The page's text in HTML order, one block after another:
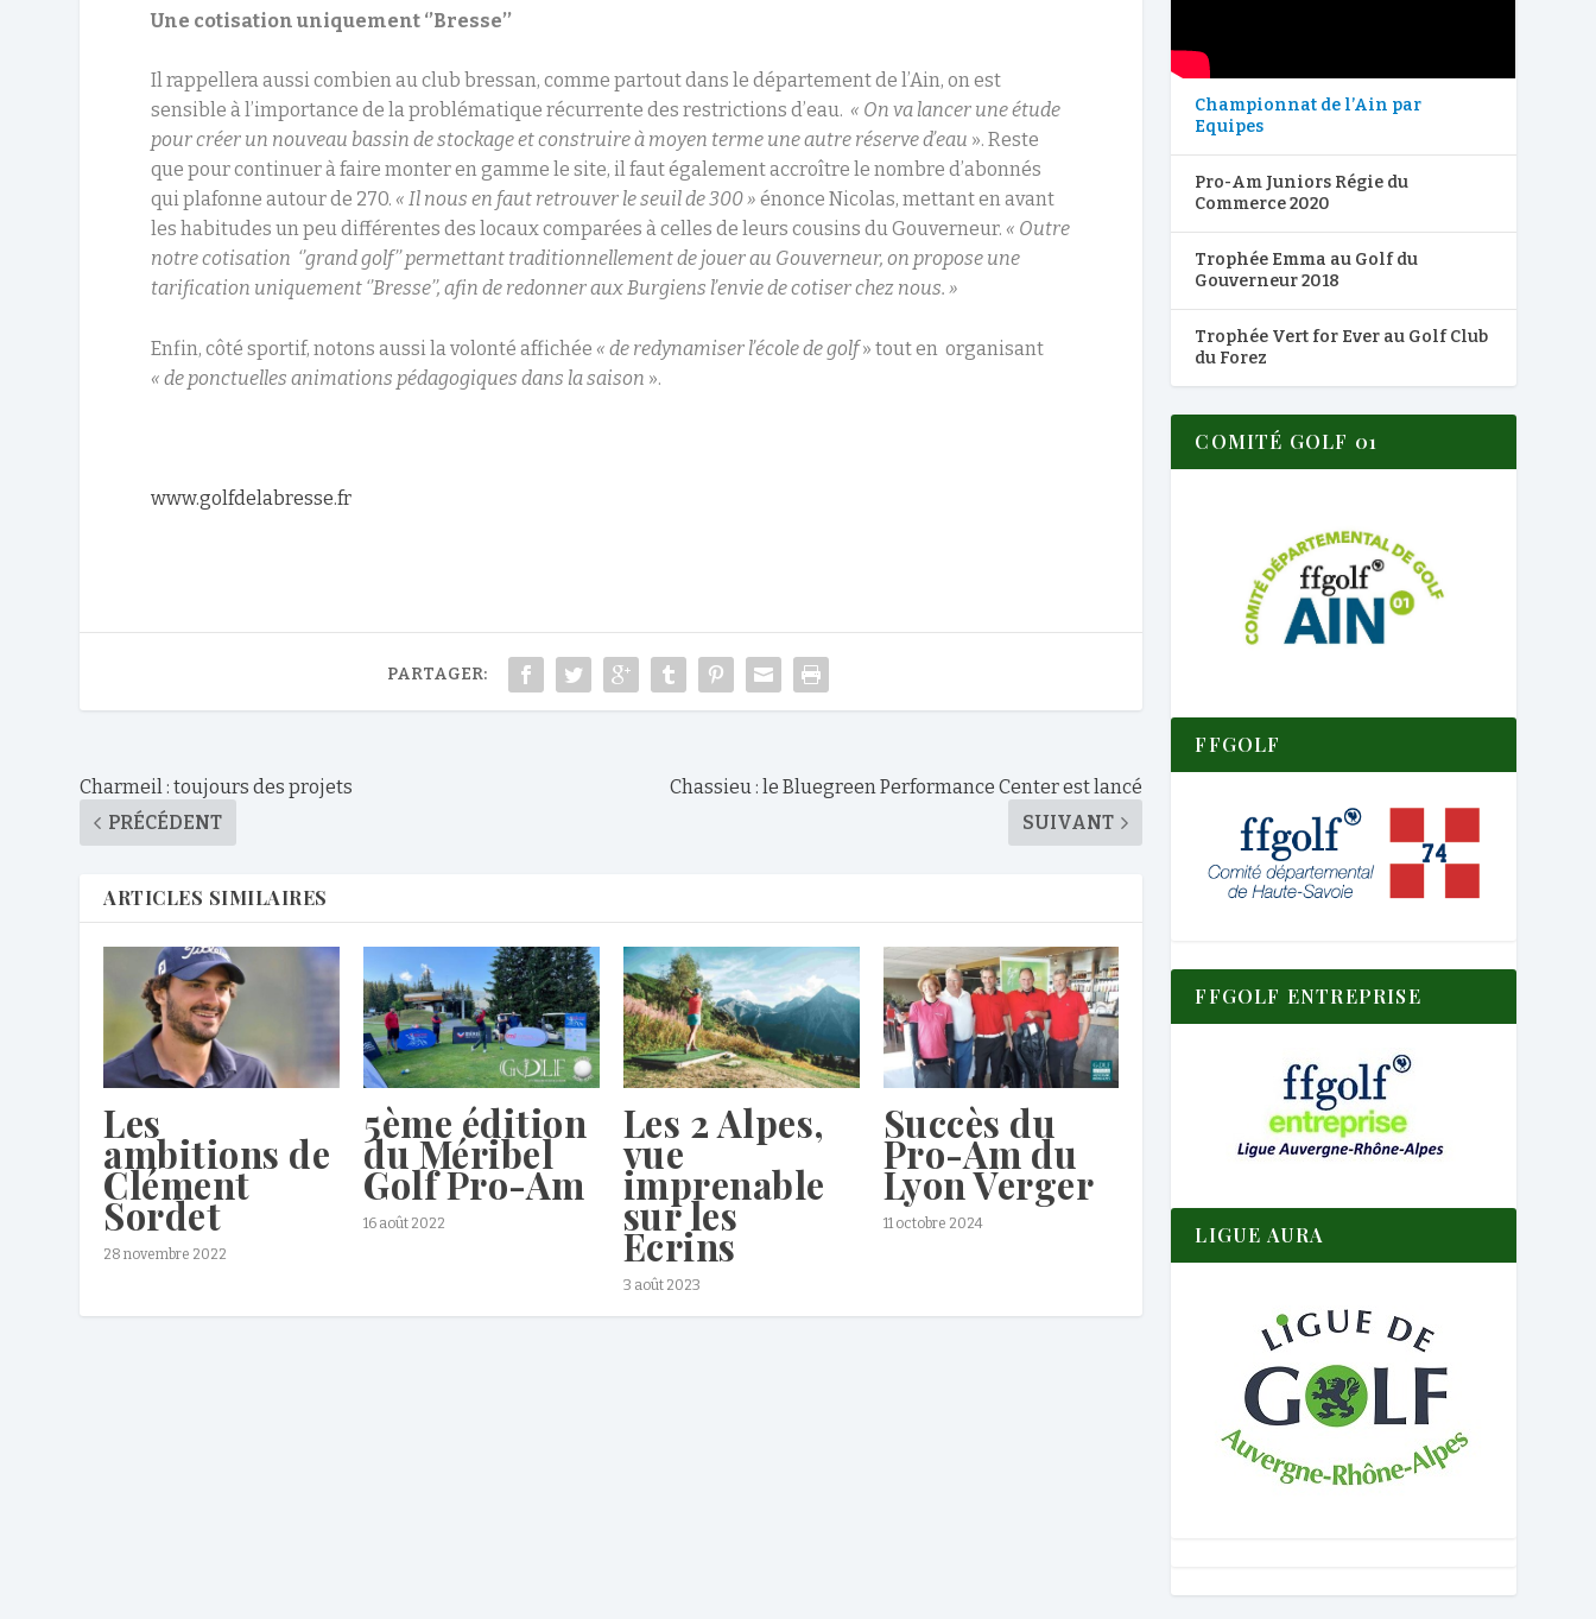
Une cotisation uniquement ‘’Bresse’’
Il rappellera aussi combien au club bressan, comme partout dans le département de l’Ain, on est
sensible à l’importance de la problématique récurrente des restrictions d’eau. « On va lancer une étude
pour créer un nouveau bassin de stockage et construire à moyen terme une autre réserve d’eau ». Reste
que pour continuer à faire monter en gamme le site, il faut également accroître le nombre d’abonnés
qui plafonne autour de 270. « Il nous en faut retrouver le seuil de 300 » énonce Nicolas, mettant en avant
les habitudes un peu différentes des locaux comparées à celles de leurs cousins du Gouverneur. « Outre
notre cotisation ‘’grand golf’’ permettant traditionnellement de jouer au Gouverneur, on propose une
tarification uniquement ‘’Bresse’’, afin de redonner aux Burgiens l’envie de cotiser chez nous. »
Enfin, côté sportif, notons aussi la volonté affichée « de redynamiser l’école de golf» tout en organisant
« de ponctuelles animations pédagogiques dans la saison ».
www.golfdelabresse.fr
PARTAGER:
Charmeil : toujours des projets
PRÉCÉDENT
Chassieu : le Bluegreen Performance Center est lancé
SUIVANT
ARTICLES SIMILAIRES
Les
ambitions de
Clément
Sordet
28 novembre 2022
5ème édition
du Méribel
Golf Pro-Am
16 août 2022
Les 2 Alpes,
vue
imprenable
sur les
Ecrins
3 août 2023
Succès du
Pro-Am du
Lyon Verger
11 octobre 2024
Championnat de l’Ain par
Equipes
Pro-Am Juniors Régie du
Commerce 2020
Trophée Emma au Golf du
Gouverneur 2018
Trophée Vert for Ever au Golf Club
du Forez
COMITÉ GOLF 01
FFGOLF
FFGOLF ENTREPRISE
LIGUE AURA